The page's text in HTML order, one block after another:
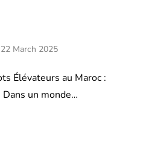
22 March 2025
Élévateurs au Maroc :
un monde…